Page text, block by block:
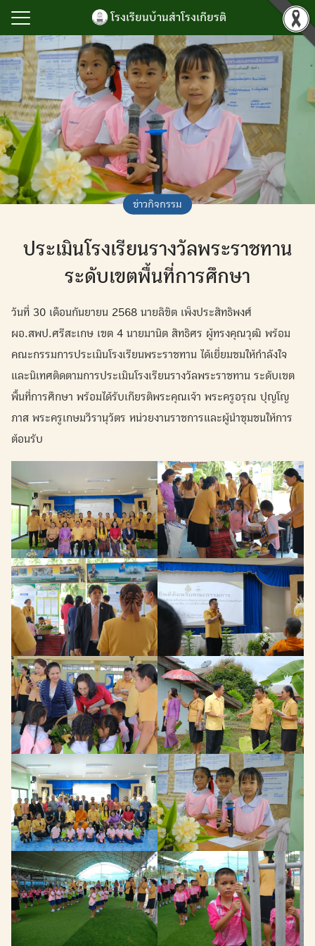
content
โรงเรียนบ้านสำโรงเกียรติ
รงเกียรติ
กียรติยศ
กรรม
นับสนุนการบริหาร
รสนเทศ
Search
for:
ข่าวกิจกรรม
ประเมินโรงเรียนรางวัลพระราชทาน
ระดับเขตพื้นที่การศึกษา
วันที่ 30 เดือนกันยายน 2568 นายลิขิต เพ็งประสิทธิพงศ์
ผอ.สพป.ศรีสะเกษ เขต 4 นายมานิต สิทธิศร ผู้ทรงคุณวุฒิ พร้อม
คณะกรรมการประเมินโรงเรียนพระราชทาน ได้เยี่ยมชมให้กำลังใจ
และนิเทศติดตามการประเมินโรงเรียนรางวัลพระราชทาน ระดับเขต
พื้นที่การศึกษา พร้อมได้รับเกียรติพระคุณเจ้า พระครูอรุณ ปุญโญ
ภาส พระครูเกษมวีรานุวัตร หน่วยงานราชการและผู้นำชุมชนให้การ
ต้อนรับ